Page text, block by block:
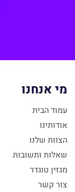
מי אנחנו
עמוד הבית
אודותינו
הצוות שלנו
שאלות ותשובות
מגזין טוגדר
צור קשר